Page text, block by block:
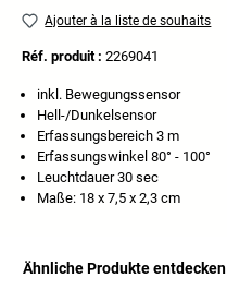
Ajouter à la liste de souhaits
Réf. produit : 2269041
inkl. Bewegungssensor
Hell-/Dunkelsensor
Erfassungsbereich 3 m
Erfassungswinkel 80° - 100°
Leuchtdauer 30 sec
Maße: 18 x 7,5 x 2,3 cm
Ähnliche Produkte entdecken